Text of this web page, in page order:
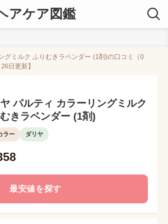
アケア図鑑
グミルク ふりむきラベンダー (1剤)の口コミ（0
日更新】
パルティ カラーリングミルク
きラベンダー (1剤)
ラー ダリヤ
最安値を探す